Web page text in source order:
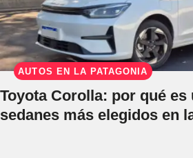
AUTOS EN LA PATAGONIA
Toyota Corolla: por qué es
sedanes más elegidos en